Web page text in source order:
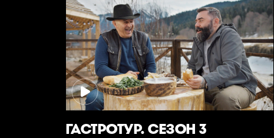
ГАСТРОТУР. СЕЗОН 3